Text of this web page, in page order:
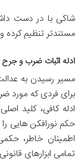
شاکی با در دست
مستندتر تنظیم کرده
ادله اثبات ضرب و
مسیر رسیدن به
برای فردی که مورد
ادله کافی، کلید
حکم نورافکن هایی را
اطمینان خاطر،
تمامی ابزارهای